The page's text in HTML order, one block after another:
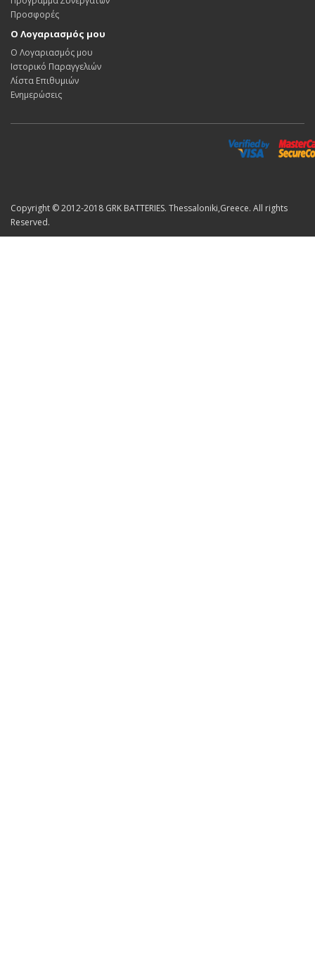
Προσφορές
Ο Λογαριασμός μου
Ο Λογαριασμός μου
Ιστορικό Παραγγελιών
Λίστα Επιθυμιών
Ενημερώσεις
Copyright © 2012-2018 GRK BATTERIES. Thessaloniki,Greece. All rights
Reserved.